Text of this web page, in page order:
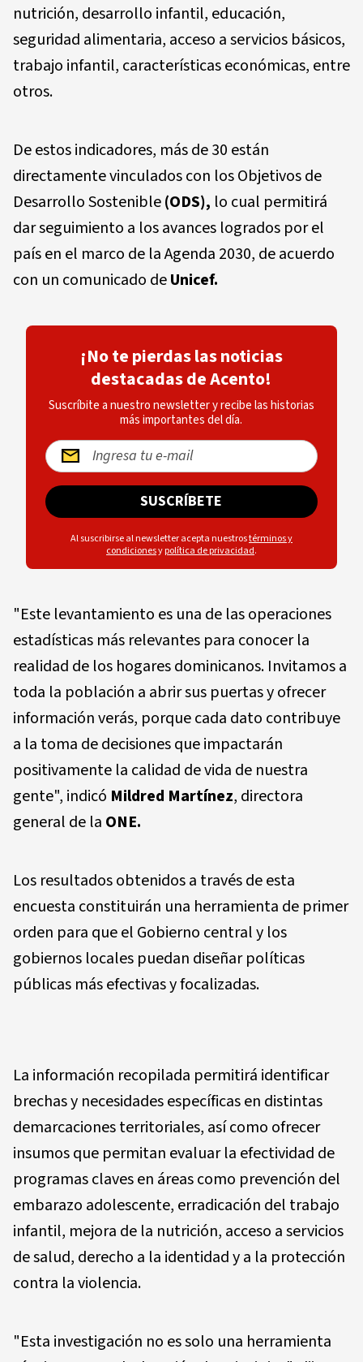
nutrición, desarrollo infantil, educación,
seguridad alimentaria, acceso a servicios básicos,
trabajo infantil, características económicas, entre
otros.
De estos indicadores, más de 30 están
directamente vinculados con los Objetivos de
Desarrollo Sostenible(ODS), lo cual permitirá
dar seguimiento a los avances logrados por el
país en el marco de la Agenda 2030, de acuerdo
con un comunicado deUnicef.
¡No te pierdas las noticias
destacadas de Acento!
Suscríbite a nuestro newsletter y recibe las historias
más importantes del día.
SUSCRÍBETE
Al suscribirse al newsletter acepta nuestrostérminos y
condicionesypolítica de privacidad.
"Este levantamiento es una de las operaciones
estadísticas más relevantes para conocer la
realidad de los hogares dominicanos. Invitamos a
toda la población a abrir sus puertas y ofrecer
información verás, porque cada dato contribuye
a la toma de decisiones que impactarán
positivamente la calidad de vida de nuestra
gente", indicó Mildred Martínez, directora
general de la ONE.
Los resultados obtenidos a través de esta
encuesta constituirán una herramienta de primer
orden para que el Gobierno central y los
gobiernos locales puedan diseñar políticas
públicas más efectivas y focalizadas.
La información recopilada permitirá identificar
brechas y necesidades específicas en distintas
demarcaciones territoriales, así como ofrecer
insumos que permitan evaluar la efectividad de
programas claves en áreas como prevención del
embarazo adolescente, erradicación del trabajo
infantil, mejora de la nutrición, acceso a servicios
de salud, derecho a la identidad y a la protección
contra la violencia.
"Esta investigación no es solo una herramienta